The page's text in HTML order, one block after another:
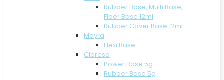
Rubber Base, Multi Base,
Fiber Base 12ml
Rubber Cover Base 12ml
Moyra
Flexi Base
Claresa
Power Base 5g
Rubber Base 5g